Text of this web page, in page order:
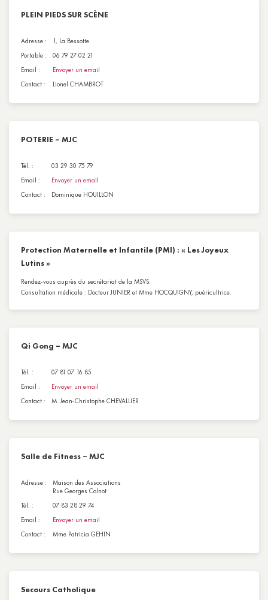
PLEIN PIEDS SUR SCÈNE
Adresse :
1, La Bessotte
Portable :
06 79 27 02 21
Email :
Envoyer un email
Contact :
Lionel CHAMBROT
POTERIE – MJC
Tél. :
03 29 30 75 79
Email :
Envoyer un email
Contact :
Dominique HOUILLON
Protection Maternelle et Infantile (PMI) : « Les Joyeux
Lutins »
Rendez-vous auprès du secrétariat de la MSVS.
Consultation médicale : Docteur JUNIER et Mme HOCQUIGNY, puéricultrice.
Qi Gong – MJC
Tél. :
07 81 07 16 85
Email :
Envoyer un email
Contact :
M. Jean-Christophe CHEVALLIER
Salle de Fitness – MJC
Adresse :
Maison des Associations
Rue Georges Colnot
Tél. :
07 83 28 29 74
Email :
Envoyer un email
Contact :
Mme Patricia GEHIN
Secours Catholique